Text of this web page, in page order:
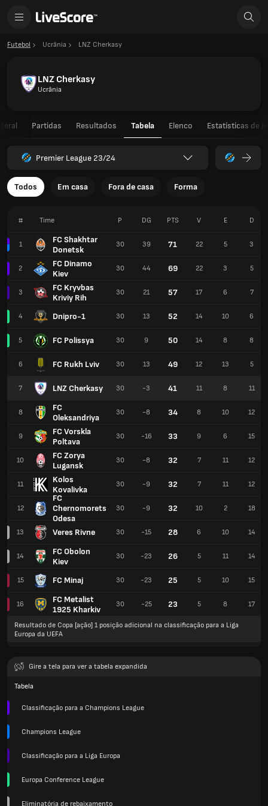
Futebol Ucrânia LNZ Cherkasy
LNZ Cherkasy
Ucrânia
Partidas Resultados Tabela Elenco Estatísticas de
Premier League 23/24
Todos Em casa Fora de casa Forma
# Time
1
FC Shakhtar
Donetsk
2
FC Dinamo
Kiev
3
FC Kryvbas
Kriviy Rih
4 Dnipro-1
5 FC Polissya
6 FC Rukh Lviv
7 LNZ Cherkasy
8
FC
Oleksandriya
9
FC Vorskla
Poltava
10
FC Zorya
Lugansk
11
Kolos
Kovalivka
12
FC
Chernomorets
Odesa
13 Veres Rivne
14
FC Obolon
Kiev
15 FC Minaj
16
FC Metalist
1925 Kharkiv
P DG PTS V E D
30 39 71 22 5 3
30 44 69 22 3 5
30 21 57 17 6 7
30 13 52 14 10 6
30 9 50 14 8 8
30 13 49 12 13 5
30 -3 41 11 8 11
30 -8 34 8 10 12
30 -16 33 9 6 15
30 -8 32 7 11 12
30 -9 32 7 11 12
30 -9 32 10 2 18
30 -15 28 6 10 14
30 -23 26 5 11 14
30 -23 25 5 10 15
30 -25 23 5 8 17
Resultado de Copa [ação] 1 posição adicional na classificação para a Liga
Europa da UEFA
Gire a tela para ver a tabela expandida
Tabela
Classificação para a Champions League
Champions League
Classificação para a Liga Europa
Europa Conference League
Eliminatória de rebaixamento